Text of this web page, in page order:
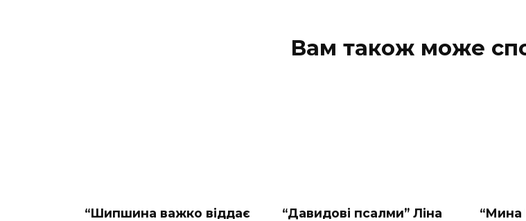
Вам також може
“Шипшина важко віддає “Давидові псалми” Ліна “Мина